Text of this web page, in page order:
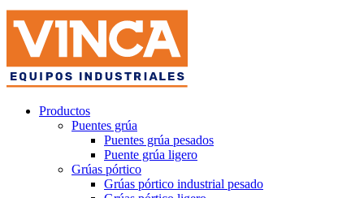
Productos
Puentes grúa
Puentes grúa pesados
Puente grúa ligero
Grúas pórtico
Grúas pórtico industrial pesado